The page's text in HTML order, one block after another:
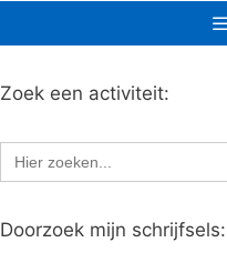
Zoek een activiteit:
Zoek
naar:
Doorzoek mijn schrijfsels: